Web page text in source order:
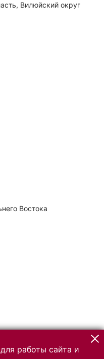
Вилюйский округ
Востока
работы сайта и